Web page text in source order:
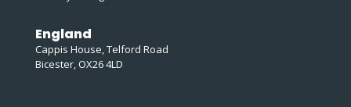
England
Cappis House, Telford Road
Bicester, OX26 4LD